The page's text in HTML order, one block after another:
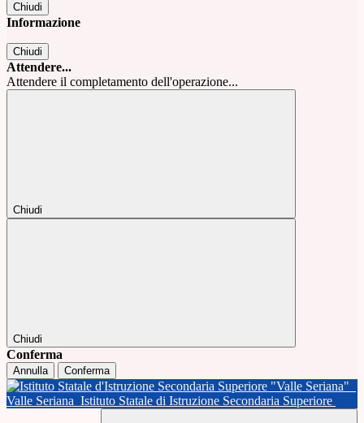
Chiudi
Informazione
Chiudi
Attendere...
Attendere il completamento dell'operazione...
Chiudi
Chiudi
Conferma
Annulla Conferma
Valle Seriana Istituto Statale di Istruzione Secondaria Superiore